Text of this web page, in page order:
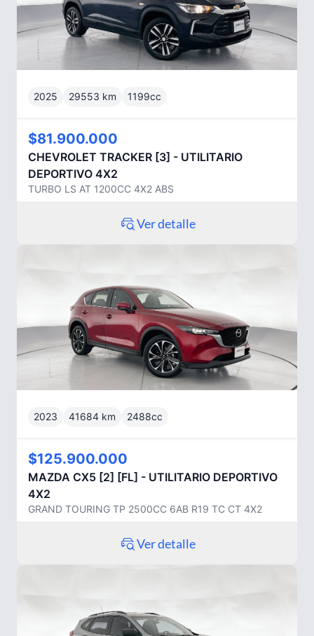
2025 29553 km 1199cc
$81.900.000
CHEVROLET TRACKER [3] - UTILITARIO
DEPORTIVO 4X2
TURBO LS AT 1200CC 4X2 ABS
Ver detalle
2023 41684 km 2488cc
$125.900.000
MAZDA CX5 [2] [FL] - UTILITARIO DEPORTIVO
4X2
GRAND TOURING TP 2500CC 6AB R19 TC CT 4X2
Ver detalle